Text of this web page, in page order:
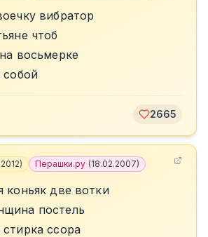
вибратор
чтоб
восьмерке
собой
2665
) Перашки.ру (18.02.2007)
коньяк две вотки
постель
ссора